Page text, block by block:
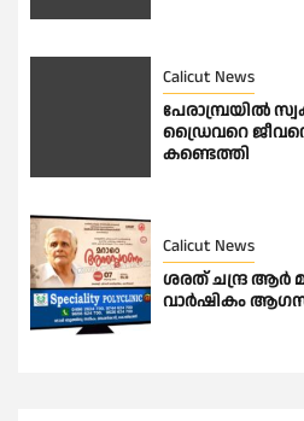
Calicut News
പേരാമ്പ്രയിൽ
ഡ്രൈവറെ
കണ്ടെത്തി
Calicut News
ശരത് ചന്ദ്ര ആർ
വാർഷികം